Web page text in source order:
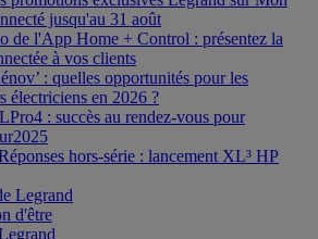
jusqu'au 31 août
de l'App Home + Control : présentez la
à vos clients
: quelles opportunités pour les
électriciens en 2026 ?
: succès au rendez-vous pour
hors-série : lancement XL³ HP
Legrand
d'être